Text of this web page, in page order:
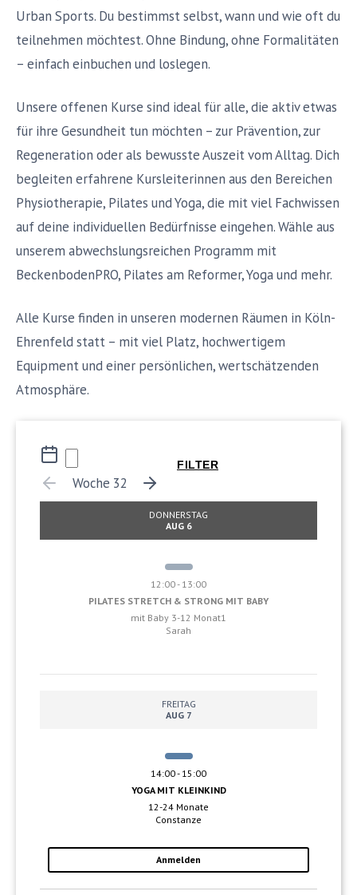
Urban Sports. Du bestimmst selbst, wann und wie oft du
teilnehmen möchtest. Ohne Bindung, ohne Formalitäten
– einfach einbuchen und loslegen.
Unsere offenen Kurse sind ideal für alle, die aktiv etwas
für ihre Gesundheit tun möchten – zur Prävention, zur
Regeneration oder als bewusste Auszeit vom Alltag. Dich
begleiten erfahrene Kursleiterinnen aus den Bereichen
Physiotherapie, Pilates und Yoga, die mit viel Fachwissen
auf deine individuellen Bedürfnisse eingehen. Wähle aus
unserem abwechslungsreichen Programm mit
BeckenbodenPRO, Pilates am Reformer, Yoga und mehr.
Alle Kurse finden in unseren modernen Räumen in Köln-
Ehrenfeld statt – mit viel Platz, hochwertigem
Equipment und einer persönlichen, wertschätzenden
Atmosphäre.
FILTER
Woche 32
DONNERSTAG
AUG 6
12:00 - 13:00
PILATES STRETCH & STRONG MIT BABY
mit Baby 3-12 Monat1
Sarah
FREITAG
AUG 7
14:00 - 15:00
YOGA MIT KLEINKIND
12-24 Monate
Constanze
Anmelden